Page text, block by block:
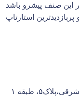
این صنف پیشرو باشد
استارتاپ
طبقه ۱